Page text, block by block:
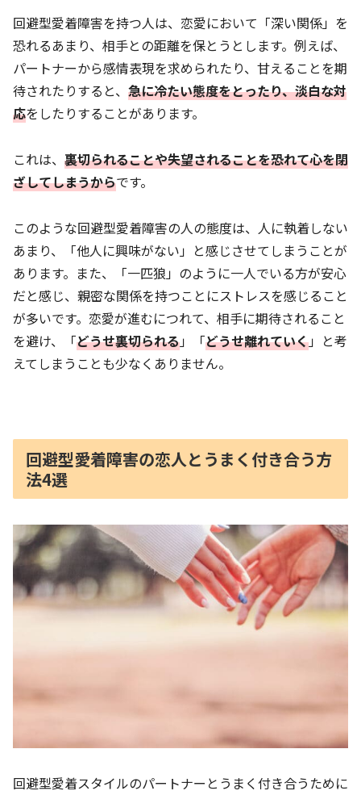
回避型愛着障害を持つ人は、恋愛において「深い関係」を
恐れるあまり、相手との距離を保とうとします。例えば、
パートナーから感情表現を求められたり、甘えることを期
待されたりすると、 急に冷たい態度をとったり、淡白な対
応をしたりすることがあります。
これは、 裏切られることや失望されることを恐れて心を閉
ざしてしまうからです。
このような回避型愛着障害の人の態度は、人に執着しない
あまり、「他人に興味がない」と感じさせてしまうことが
あります。また、「一匹狼」のように一人でいる方が安心
だと感じ、親密な関係を持つことにストレスを感じること
が多いです。恋愛が進むにつれて、相手に期待されること
を避け、「どうせ裏切られる」「どうせ離れていく」と考
えてしまうことも少なくありません。
回避型愛着障害の恋人とうまく付き合う方
法4選
回避型愛着スタイルのパートナーとうまく付き合うために